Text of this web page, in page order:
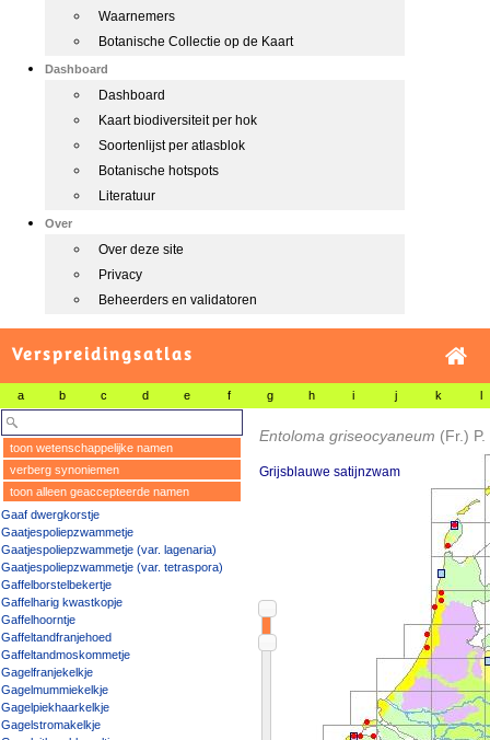
Waarnemers
Botanische Collectie op de Kaart
Dashboard
Dashboard
Kaart biodiversiteit per hok
Soortenlijst per atlasblok
Botanische hotspots
Literatuur
Over
Over deze site
Privacy
Beheerders en validatoren
Verspreidingsatlas
a b c d e f g h i j k l
toon wetenschappelijke namen
verberg synoniemen
toon alleen geaccepteerde namen
Gaaf dwergkorstje
Gaatjespoliepzwammetje
Gaatjespoliepzwammetje (var. lagenaria)
Gaatjespoliepzwammetje (var. tetraspora)
Gaffelborstelbekertje
Gaffelharig kwastkopje
Gaffelhoorntje
Gaffeltandfranjehoed
Gaffeltandmoskommetje
Gagelfranjekelkje
Gagelmummiekelkje
Gagelpiekhaarkelkje
Gagelstromakelkje
Entoloma griseocyaneum (Fr.)
Grijsblauwe satijnzwam